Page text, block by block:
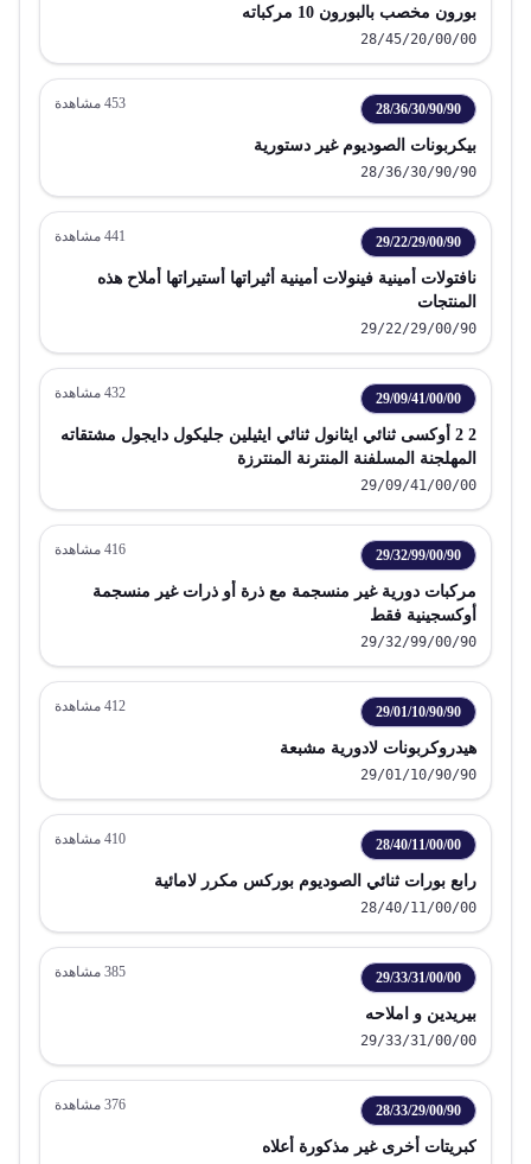
بورون مخصب بالبورون 10 مركباته
28/45/20/00/00
28/36/30/90/90
453 مشاهدة
بيكربونات الصوديوم غير دستورية
28/36/30/90/90
29/22/29/00/90
441 مشاهدة
نافتولات أمينية فينولات أمينية أثيراتها أستيراتها أملاح هذه
المنتجات
29/22/29/00/90
29/09/41/00/00
432 مشاهدة
2 2 أوكسى ثنائي ايثانول ثنائي ايثيلين جليكول دايجول مشتقاته
المهلجنة المسلفنة المنترنة المنترزة
29/09/41/00/00
29/32/99/00/90
416 مشاهدة
مركبات دورية غير منسجمة مع ذرة أو ذرات غير منسجمة
أوكسجينية فقط
29/32/99/00/90
29/01/10/90/90
412 مشاهدة
هيدروكربونات لادورية مشبعة
29/01/10/90/90
28/40/11/00/00
410 مشاهدة
رابع بورات ثنائي الصوديوم بوركس مكرر لامائية
28/40/11/00/00
29/33/31/00/00
385 مشاهدة
بيريدين و املاحه
29/33/31/00/00
28/33/29/00/90
376 مشاهدة
كبريتات أخرى غير مذكورة أعلاه